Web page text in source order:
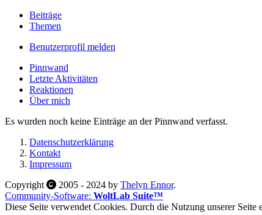
Beiträge
Themen
Benutzerprofil melden
Pinnwand
Letzte Aktivitäten
Reaktionen
Über mich
Es wurden noch keine Einträge an der Pinnwand verfasst.
Datenschutzerklärung
Kontakt
Impressum
Copyright
2005 - 2024 by Thelyn Ennor.
Community-Software: WoltLab Suite™
Diese Seite verwendet Cookies. Durch die Nutzung unserer